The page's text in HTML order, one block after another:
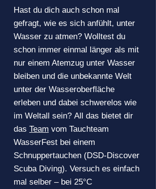
Hast du dich auch schon mal
gefragt, wie es sich anfühlt, unter
Wasser zu atmen? Wolltest du
schon immer einmal länger als mit
nur einem Atemzug unter Wasser
bleiben und die unbekannte Welt
unter der Wasseroberfläche
erleben und dabei schwerelos wie
im Weltall sein? All das bietet dir
das Team vom Tauchteam
WasserFest bei einem
Schnuppertauchen (DSD-Discover
Scuba Diving). Versuch es einfach
mal selber – bei 25°C